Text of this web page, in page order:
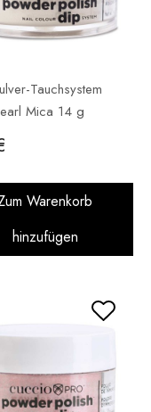
Tauchsystem
Mica 14 g
Warenkorb
hinzufügen